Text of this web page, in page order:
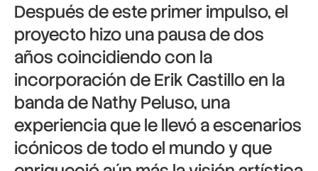
Después de este primer impulso, el
proyecto hizo una pausa de dos
años coincidiendo con la
incorporación de Erik Castillo en la
banda de Nathy Peluso, una
experiencia que le llevó a escenarios
icónicos de todo el mundo y que